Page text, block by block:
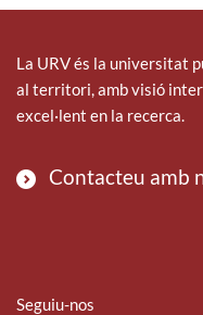
La URV és la universitat
al territori, amb visió
excel·lent en la recerca.
Contacteu amb
Seguiu-nos